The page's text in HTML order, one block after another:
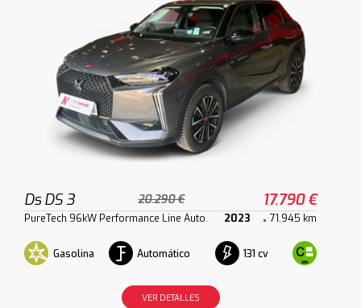
Ds DS 3 20.290 € 17.790 €
PureTech 96kW Performance Line Auto. 2023 71.945 km
Gasolina Automático 131 cv
VER DETALLES